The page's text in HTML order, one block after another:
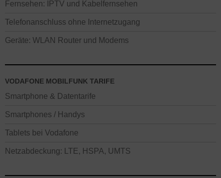
Fernsehen: IPTV und Kabelfernsehen
Telefonanschluss ohne Internetzugang
Geräte: WLAN Router und Modems
VODAFONE MOBILFUNK TARIFE
Smartphone & Datentarife
Smartphones / Handys
Tablets bei Vodafone
Netzabdeckung: LTE, HSPA, UMTS